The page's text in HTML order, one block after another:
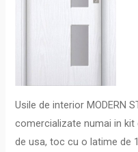
Usile de interior MODERN
comercializate numai in
de usa, toc cu o latime de